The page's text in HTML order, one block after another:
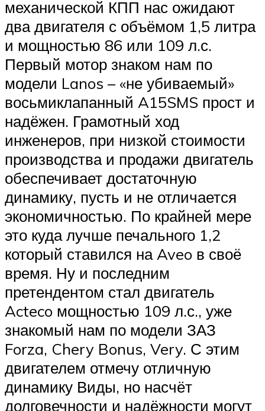
механической КПП нас ожидают
два двигателя с объёмом 1,5 литра
и мощностью 86 или 109 л.с.
Первый мотор знаком нам по
модели Lanos – «не убиваемый»
восьмиклапанный A15SMS прост и
надёжен. Грамотный ход
инженеров, при низкой стоимости
производства и продажи двигатель
обеспечивает достаточную
динамику, пусть и не отличается
экономичностью. По крайней мере
это куда лучше печального 1,2
который ставился на Aveo в своё
время. Ну и последним
претендентом стал двигатель
Acteco мощностью 109 л.с., уже
знакомый нам по модели ЗАЗ
Forza, Chery Bonus, Very. С этим
двигателем отмечу отличную
динамику Виды, но насчёт
долговечности и надёжности могут